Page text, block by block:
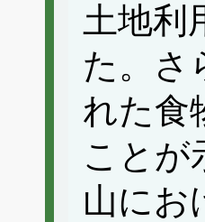
土地利
た。さ
れた食
ことが
山にお